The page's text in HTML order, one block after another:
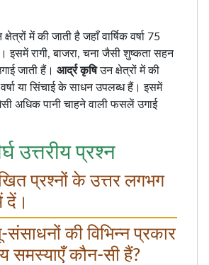
में की जाती है जहाँ वार्षिक वर्षा 75
इसमें रागी, बाजरा, चना जैसी शुष्कता सहन
जाती हैं। आर्द्र कृषिउन क्षेत्रों में की
वर्षा या सिंचाई के साधन उपलब्ध हैं। इसमें
अधिक पानी चाहने वाली फसलें उगाई
उत्तरीय प्रश्न
प्रश्नों के उत्तर लगभग
दें।
संसाधनों की विभिन्न प्रकार
समस्याएँ कौन-सी हैं?